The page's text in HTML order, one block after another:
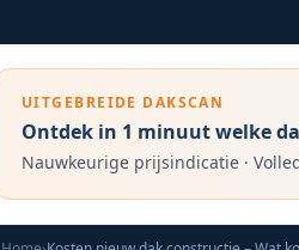
UITGEBREIDE DAKSCAN
Ontdek in 1 minuut welke
Nauwkeurige prijsindicatie ·